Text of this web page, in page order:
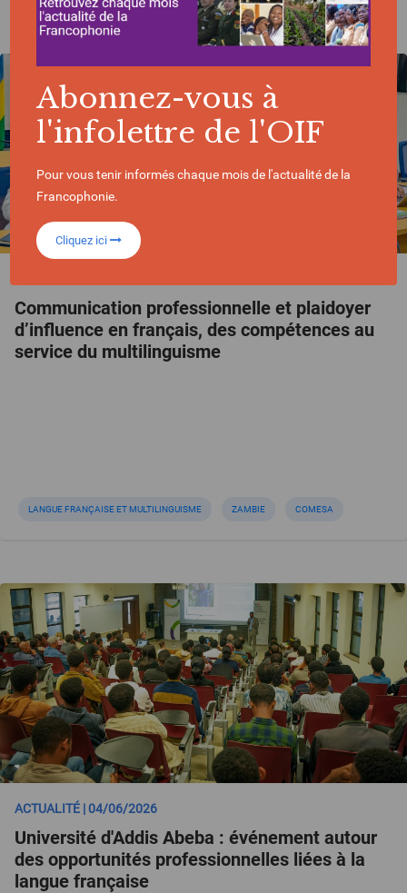
Communication professionnelle et plaidoyer
d’influence en français, des compétences au
service du multilinguisme
LANGUE FRANÇAISE ET MULTILINGUISME ZAMBIE COMESA
ACTUALITÉ | 04/06/2026
Université d'Addis Abeba : événement autour
des opportunités professionnelles liées à la
langue française
Abonnez-vous à
l'infolettre de l'OIF
Pour vous tenir informés chaque mois de l'actualité de la
Francophonie.
Cliquez ici